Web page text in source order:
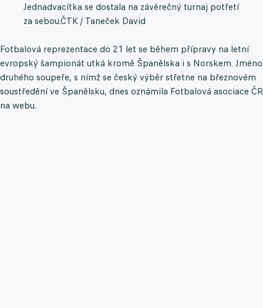
Jednadvacítka se dostala na závěrečný turnaj potřetí
za sebou.ČTK / Taneček David
Fotbalová reprezentace do 21 let se během přípravy na letní
evropský šampionát utká kromě Španělska i s Norskem. Jméno
druhého soupeře, s nímž se český výběr střetne na březnovém
soustředění ve Španělsku, dnes oznámila Fotbalová asociace ČR
na webu.